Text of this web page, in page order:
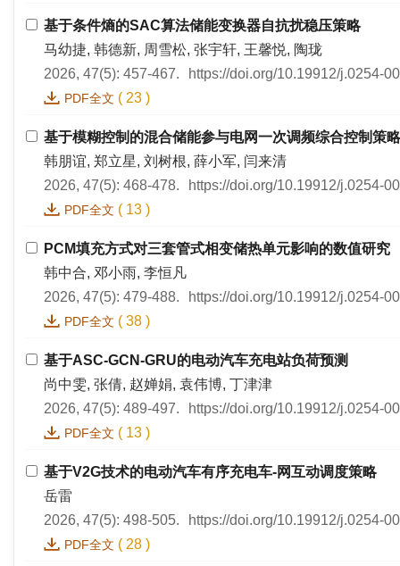
基于条件熵的SAC算法储能变换器自抗扰稳压策略
马幼捷, 韩德新, 周雪松, 张宇轩, 王馨悦, 陶珑
2026, 47(5): 457-467.
https://doi.org/10.19912/j.0254-
PDF全文 ( 23 )
基于模糊控制的混合储能参与电网一次调频综合控制策略
韩朋谊, 郑立星, 刘树根, 薛小军, 闫来清
2026, 47(5): 468-478.
https://doi.org/10.19912/j.0254-
PDF全文 ( 13 )
PCM填充方式对三套管式相变储热单元影响的数值研究
韩中合, 邓小雨, 李恒凡
2026, 47(5): 479-488.
https://doi.org/10.19912/j.0254-
PDF全文 ( 38 )
基于ASC-GCN-GRU的电动汽车充电站负荷预测
尚中雯, 张倩, 赵婵娟, 袁伟博, 丁津津
2026, 47(5): 489-497.
https://doi.org/10.19912/j.0254-
PDF全文 ( 13 )
基于V2G技术的电动汽车有序充电车-网互动调度策略
岳雷
2026, 47(5): 498-505.
https://doi.org/10.19912/j.0254-
PDF全文 ( 28 )